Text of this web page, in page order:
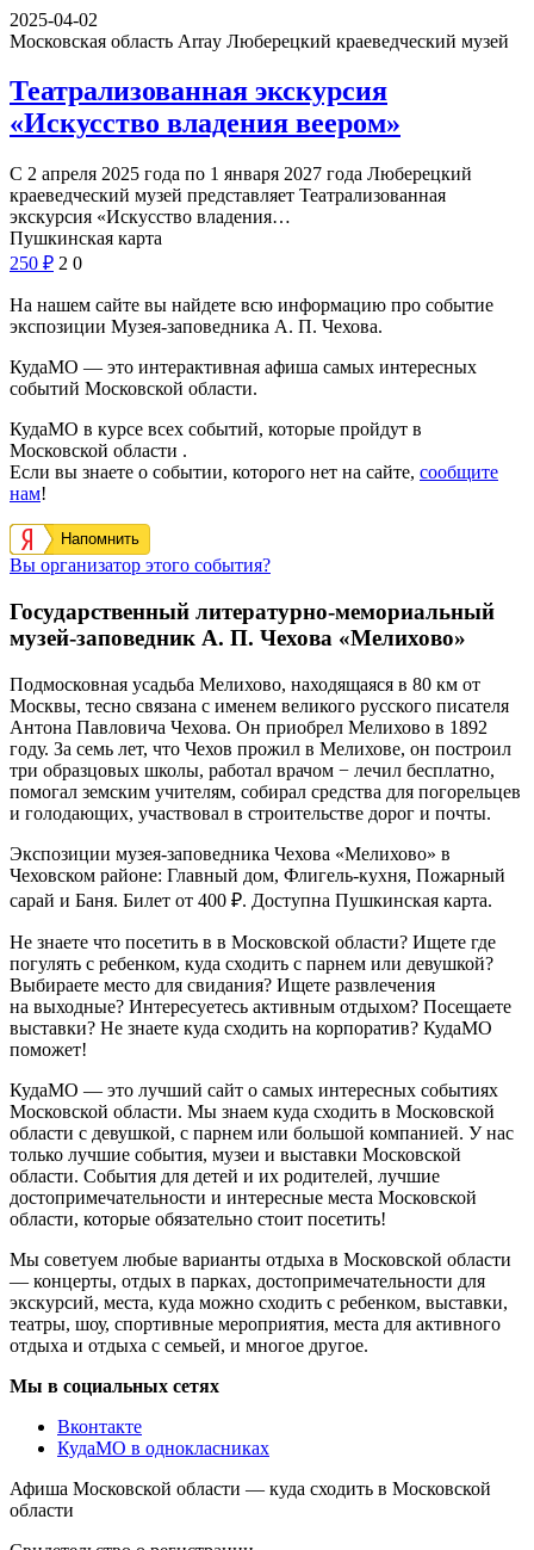
2025-04-02
Московская область Array Люберецкий краеведческий музей
Театрализованная экскурсия
«Искусство владения веером»
С 2 апреля 2025 года по 1 января 2027 года Люберецкий
краеведческий музей представляет Театрализованная
экскурсия «Искусство владения…
Пушкинская карта
250 ₽ 2 0
На нашем сайте вы найдете всю информацию про событие
экспозиции Музея-заповедника А. П. Чехова.
КудаМО — это интерактивная афиша самых интересных
событий Московской области.
КудаМО в курсе всех событий, которые пройдут в
Московской области .
Если вы знаете о событии, которого нет на сайте, сообщите
нам!
Напомнить
Вы организатор этого события?
Государственный литературно-мемориальный
музей-заповедник А. П. Чехова «Мелихово»
Подмосковная усадьба Мелихово, находящаяся в 80 км от
Москвы, тесно связана с именем великого русского писателя
Антона Павловича Чехова. Он приобрел Мелихово в 1892
году. За семь лет, что Чехов прожил в Мелихове, он построил
три образцовых школы, работал врачом − лечил бесплатно,
помогал земским учителям, собирал средства для погорельцев
и голодающих, участвовал в строительстве дорог и почты.
Экспозиции музея-заповедника Чехова «Мелихово» в
Чеховском районе: Главный дом, Флигель-кухня, Пожарный
сарай и Баня. Билет от 400 ₽. Доступна Пушкинская карта.
Не знаете что посетить в в Московской области? Ищете где
погулять с ребенком, куда сходить с парнем или девушкой?
Выбираете место для свидания? Ищете развлечения
на выходные? Интересуетесь активным отдыхом? Посещаете
выставки? Не знаете куда сходить на корпоратив? КудаМО
поможет!
КудаМО — это лучший сайт о самых интересных событиях
Московской области. Мы знаем куда сходить в Московской
области с девушкой, с парнем или большой компанией. У нас
только лучшие события, музеи и выставки Московской
области. События для детей и их родителей, лучшие
достопримечательности и интересные места Московской
области, которые обязательно стоит посетить!
Мы советуем любые варианты отдыха в Московской области
— концерты, отдых в парках, достопримечательности для
экскурсий, места, куда можно сходить с ребенком, выставки,
театры, шоу, спортивные мероприятия, места для активного
отдыха и отдыха с семьей, и многое другое.
Мы в социальных сетях
Вконтакте
КудаМО в однокласниках
Афиша Московской области — куда сходить в Московской
области